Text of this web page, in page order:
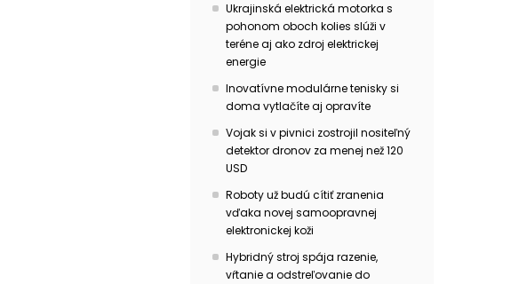
Ukrajinská elektrická motorka s
pohonom oboch kolies slúži v
teréne aj ako zdroj elektrickej
energie
Inovatívne modulárne tenisky si
doma vytlačíte aj opravíte
Vojak si v pivnici zostrojil nositeľný
detektor dronov za menej než 120
USD
Roboty už budú cítiť zranenia
vďaka novej samoopravnej
elektronickej koži
Hybridný stroj spája razenie,
vŕtanie a odstreľovanie do